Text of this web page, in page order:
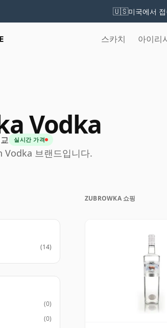
🇺🇸미국에서
스카치 아이리
Vodka
실시간 가격
브랜드입니다.
ZUBROWKA 쇼핑
(14)
(0)
(0)